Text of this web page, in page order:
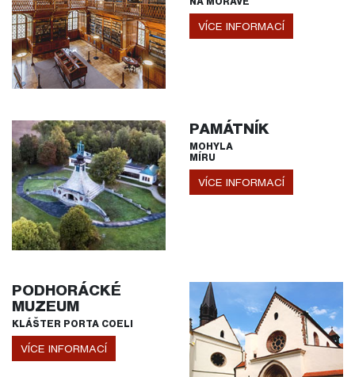
VÍCE INFORMACÍ
PAMÁTNÍK
MOHYLA
MÍRU
VÍCE INFORMACÍ
PODHORÁCKÉ
MUZEUM
KLÁŠTER PORTA COELI
VÍCE INFORMACÍ